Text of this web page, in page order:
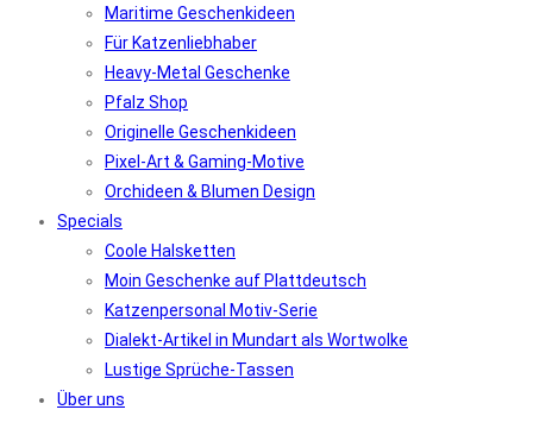
Maritime Geschenkideen
Für Katzenliebhaber
Heavy-Metal Geschenke
Pfalz Shop
Originelle Geschenkideen
Pixel-Art & Gaming-Motive
Orchideen & Blumen Design
Specials
Coole Halsketten
Moin Geschenke auf Plattdeutsch
Katzenpersonal Motiv-Serie
Dialekt-Artikel in Mundart als Wortwolke
Lustige Sprüche-Tassen
Über uns